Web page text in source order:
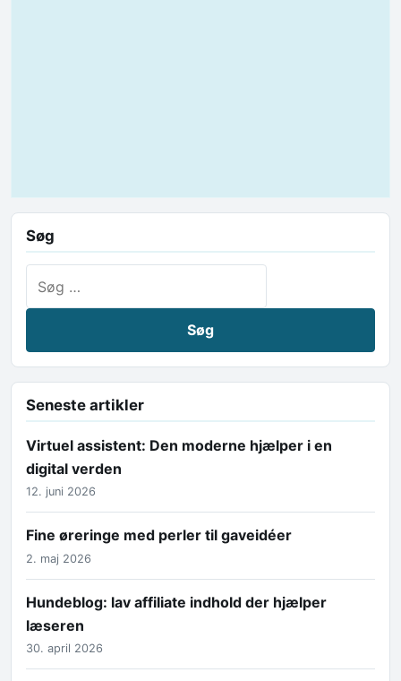
Søg
Seneste artikler
Virtuel assistent: Den moderne hjælper i en
digital verden
12. juni 2026
Fine øreringe med perler til gaveidéer
2. maj 2026
Hundeblog: lav affiliate indhold der hjælper
læseren
30. april 2026